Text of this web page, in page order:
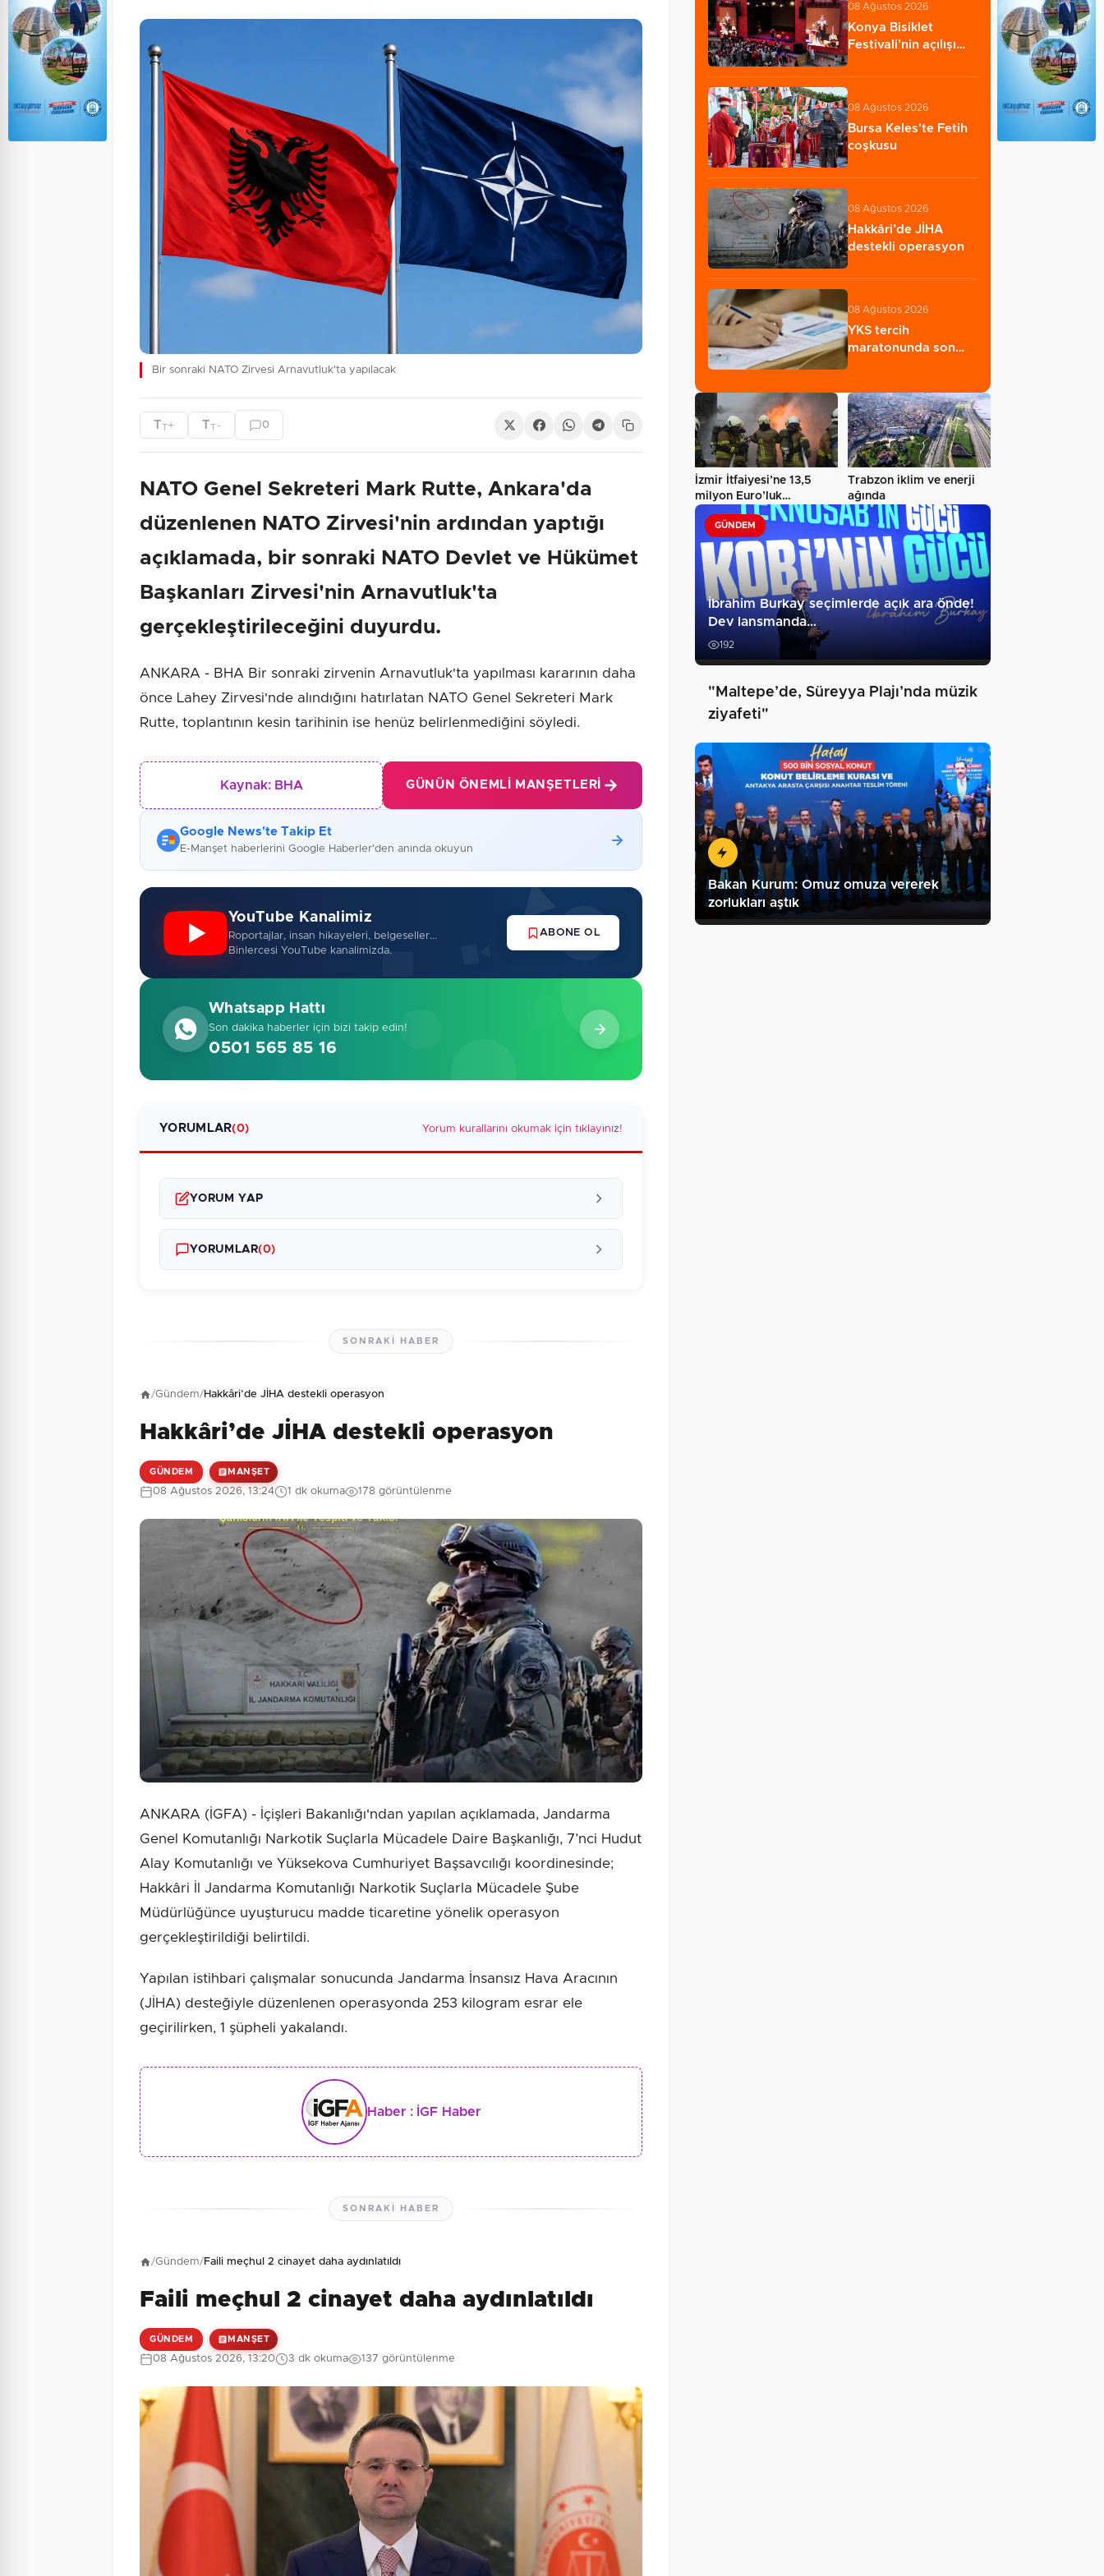
Bir sonraki NATO Zirvesi Arnavutluk'ta yapılacak
TT+ TT - 0
NATO Genel Sekreteri Mark Rutte, Ankara'da
düzenlenen NATO Zirvesi'nin ardından yaptığı
açıklamada, bir sonraki NATO Devlet ve Hükümet
Başkanları Zirvesi'nin Arnavutluk'ta
gerçekleştirileceğini duyurdu.
ANKARA - BHA Bir sonraki zirvenin Arnavutluk'ta yapılması kararının daha
önce Lahey Zirvesi'nde alındığını hatırlatan NATO Genel Sekreteri Mark
Rutte, toplantının kesin tarihinin ise henüz belirlenmediğini söyledi.
Kaynak: BHA GÜNÜN ÖNEMLI MANŞETLERI
Google News'te Takip Et
E-Manşet haberlerini Google Haberler'den anında okuyun
YouTube Kanalimiz
Roportajlar, insan hikayeleri, belgeseller...
Binlercesi YouTube kanalimizda.
ABONE OL
Whatsapp Hattı
Son dakika haberler için bizi takip edin!
0501 565 85 16
YORUMLAR(0) Yorum kurallarını okumak için tıklayınız!
YORUM YAP
Güvenlik Sorusu: 1 + 8 = ? Gönder
YORUMLAR(0)
SONRAKI HABER
/Gündem/Hakkâri’de JİHA destekli operasyon
Hakkâri’de JİHA destekli operasyon
GÜNDEM MANŞET
08 Ağustos 2026, 13:24 1 dk okuma 178 görüntülenme
ANKARA (İGFA) - İçişleri Bakanlığı'ndan yapılan açıklamada, Jandarma
Genel Komutanlığı Narkotik Suçlarla Mücadele Daire Başkanlığı, 7’nci Hudut
Alay Komutanlığı ve Yüksekova Cumhuriyet Başsavcılığı koordinesinde;
Hakkâri İl Jandarma Komutanlığı Narkotik Suçlarla Mücadele Şube
Müdürlüğünce uyuşturucu madde ticaretine yönelik operasyon
gerçekleştirildiği belirtildi.
Yapılan istihbari çalışmalar sonucunda Jandarma İnsansız Hava Aracının
(JİHA) desteğiyle düzenlenen operasyonda 253 kilogram esrar ele
geçirilirken, 1 şüpheli yakalandı.
Haber : İGF Haber
SONRAKI HABER
/Gündem/Faili meçhul 2 cinayet daha aydınlatıldı
Faili meçhul 2 cinayet daha aydınlatıldı
GÜNDEM MANŞET
08 Ağustos 2026, 13:20 3 dk okuma 137 görüntülenme
08 Ağustos 2026
Konya Bisiklet
Festivali’nin açılışı
gerçekleşti…
08 Ağustos 2026
Bursa Keles'te Fetih
coşkusu
08 Ağustos 2026
Hakkâri’de JİHA
destekli operasyon
08 Ağustos 2026
YKS tercih
maratonunda son
İzmir İtfaiyesi’ne 13,5
milyon Euro’luk
teknoloji…
Trabzon iklim ve enerji
ağında
GÜNDEM
İbrahim Burkay seçimlerde açık ara önde!
Dev lansmanda…
192
"Maltepe’de, Süreyya Plajı’nda müzik
ziyafeti"
Bakan Kurum: Omuz omuza vererek
zorlukları aştık